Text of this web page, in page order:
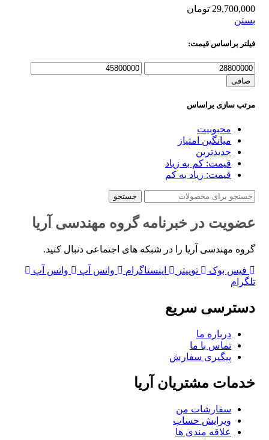
بستن
فیلتر براساس قیمت:
حداقل
قیمت
حداكثر
صافی
مرتب سازی براساس
محبوبیت
میانگین امتیاز
جدیدترین
قیمت: کم به زیاد
قیمت: زیاد به کم
جستجو
29,700,000 تومان
عضویت در خبرنامه گروه مهندسی آریا
گروه مهندسی آریا را در شبکه های اجتماعی دنبال کنید.
فیس بوک توییتر اینستاگرام واتس آپ
واتس آپ
تلگرام
دسترسی سریع
درباره ما
تماس با ما
پیگیری سفارش
خدمات مشتریان آریا
سفارشات من
ویرایش حساب
علاقه مندی ها